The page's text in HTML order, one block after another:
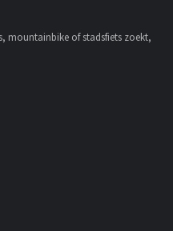
mountainbike of stadsfiets zoekt,